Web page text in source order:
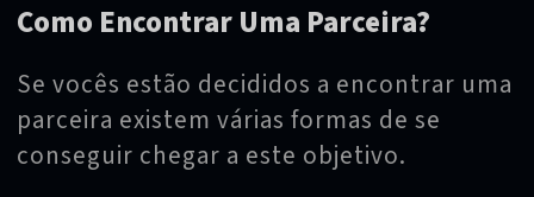
Como Encontrar Uma Parceira?
Se vocês estão decididos a encontrar uma
parceira existem várias formas de se
conseguir chegar a este objetivo.